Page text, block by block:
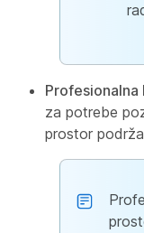
Profesionalna
za potrebe
prostor